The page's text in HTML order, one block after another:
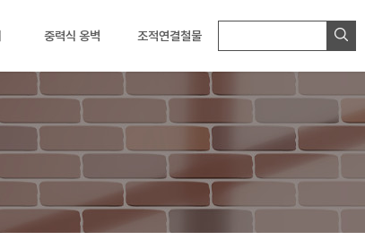
중력식 옹벽 조적연결철물